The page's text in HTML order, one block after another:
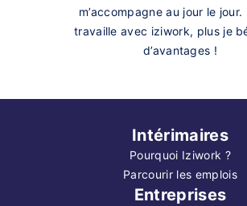
m’accompagne au jour le jour.
travaille avec iziwork, plus je
d’avantages !
Intérimaires
Pourquoi Iziwork ?
Parcourir les emplois
Entreprises